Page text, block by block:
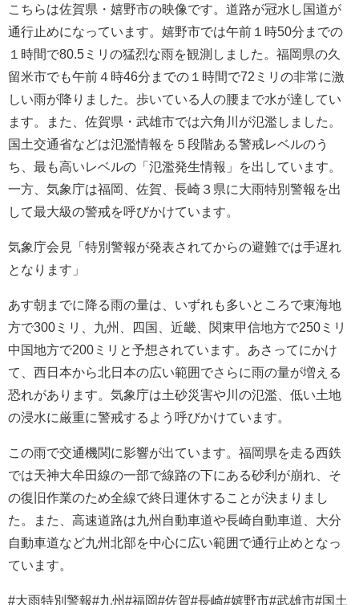
こちらは佐賀県・嬉野市の映像です。道路が冠水し国道が
通行止めになっています。嬉野市では午前１時50分までの
１時間で80.5ミリの猛烈な雨を観測しました。福岡県の久
留米市でも午前４時46分までの１時間で72ミリの非常に激
しい雨が降りました。歩いている人の腰まで水が達してい
ます。また、佐賀県・武雄市では六角川が氾濫しました。
国土交通省などは氾濫情報を５段階ある警戒レベルのう
ち、最も高いレベルの「氾濫発生情報」を出しています。
一方、気象庁は福岡、佐賀、長崎３県に大雨特別警報を出
して最大級の警戒を呼びかけています。
気象庁会見「特別警報が発表されてからの避難では手遅れ
となります」
あす朝までに降る雨の量は、いずれも多いところで東海地
方で300ミリ、九州、四国、近畿、関東甲信地方で250ミリ
中国地方で200ミリと予想されています。あさってにかけ
て、西日本から北日本の広い範囲でさらに雨の量が増える
恐れがあります。気象庁は土砂災害や川の氾濫、低い土地
の浸水に厳重に警戒するよう呼びかけています。
この雨で交通機関に影響が出ています。福岡県を走る西鉄
では天神大牟田線の一部で線路の下にある砂利が崩れ、そ
の復旧作業のため全線で終日運休することが決まりまし
た。また、高速道路は九州自動車道や長崎自動車道、大分
自動車道など九州北部を中心に広い範囲で通行止めとなっ
ています。
#大雨特別警報#九州#福岡#佐賀#長崎#嬉野市#武雄市#国土